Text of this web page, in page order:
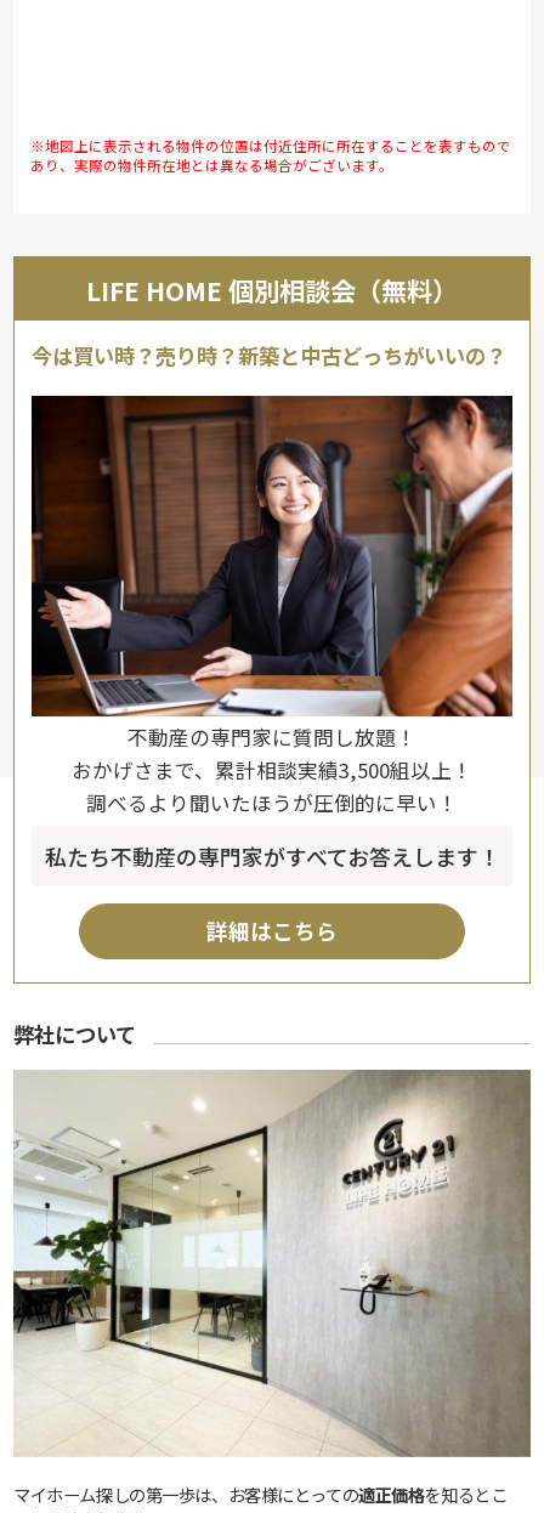
※地図上に表示される物件の位置は付近住所に所在することを表すもので
あり、実際の物件所在地とは異なる場合がございます。
LIFE HOME 個別相談会（無料）
今は買い時？売り時？新築と中古どっちがいいの？
不動産の専門家に質問し放題！
おかげさまで、累計相談実績3,500組以上！
調べるより聞いたほうが圧倒的に早い！
私たち不動産の専門家がすべてお答えします！
詳細はこちら
弊社について
マイホーム探しの第一歩は、お客様にとっての適正価格を知るとこ